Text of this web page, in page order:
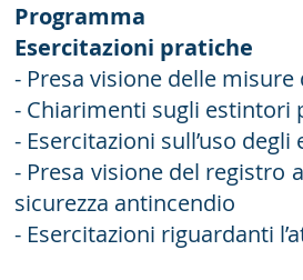
Programma
Esercitazioni pratiche
- Presa visione delle
- Chiarimenti sugli estintori
- Esercitazioni sull’uso
- Presa visione del registro
sicurezza antincendio
- Esercitazioni riguardanti